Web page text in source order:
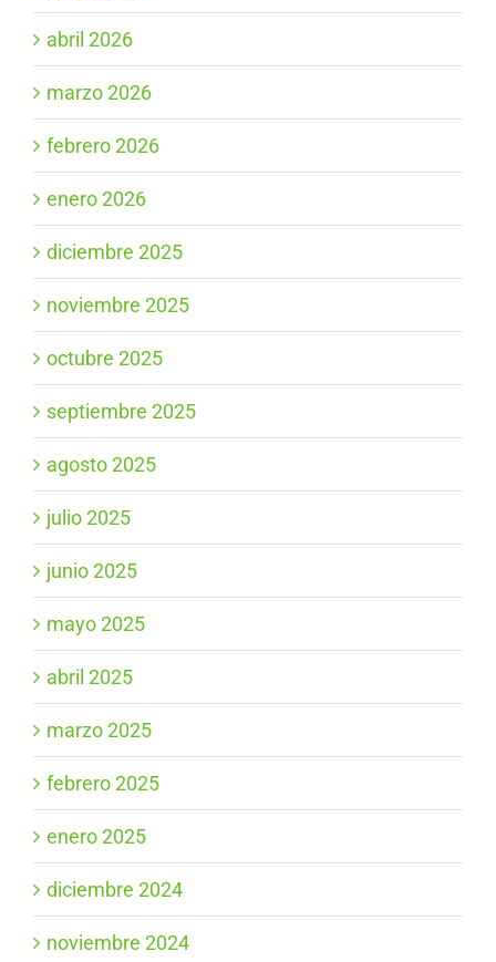
abril 2026
marzo 2026
febrero 2026
enero 2026
diciembre 2025
noviembre 2025
octubre 2025
septiembre 2025
agosto 2025
julio 2025
junio 2025
mayo 2025
abril 2025
marzo 2025
febrero 2025
enero 2025
diciembre 2024
noviembre 2024